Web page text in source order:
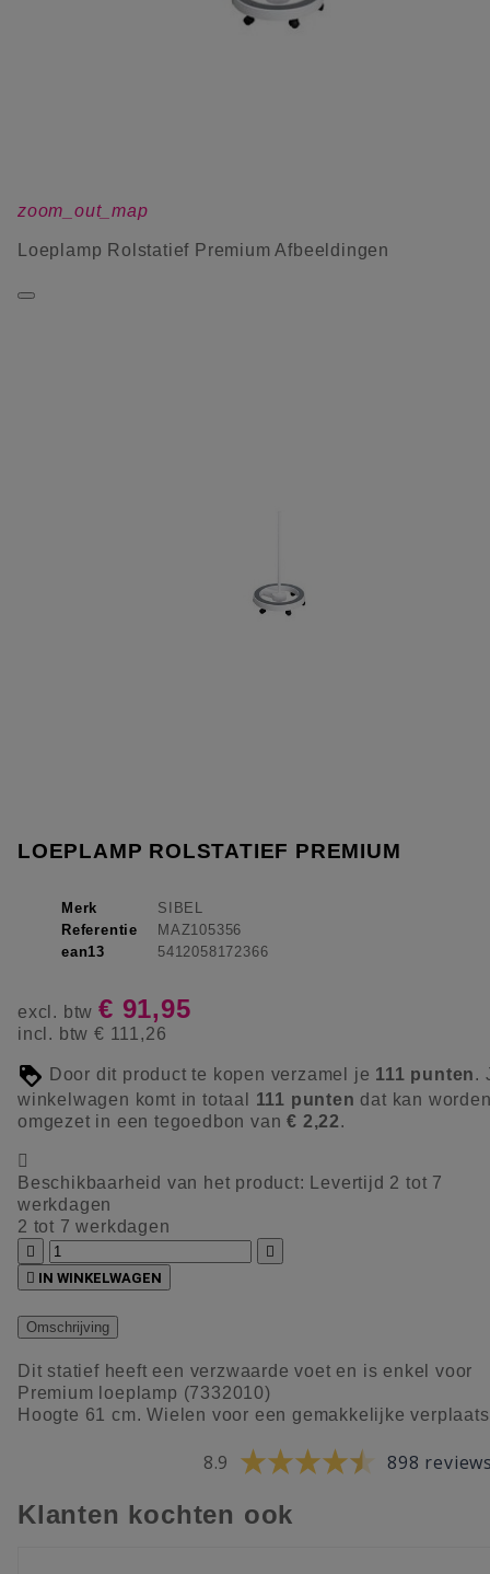
zoom_out_map
Loeplamp Rolstatief Premium Afbeeldingen
LOEPLAMP ROLSTATIEF PREMIUM
Merk
SIBEL
Referentie
MAZ105356
ean13
5412058172366
excl. btw € 91,95
incl. btw € 111,26
Door dit product te kopen verzamel je 111 punten.
winkelwagen komt in totaal 111 punten dat kan
omgezet in een tegoedbon van€ 2,22.

Beschikbaarheid van het product:
Levertijd 2 tot 7
werkdagen
2 tot 7 werkdagen


 IN WINKELWAGEN
Omschrijving
Dit statief heeft een verzwaarde voet en is enkel voor
Premium loeplamp (7332010)
Hoogte 61 cm. Wielen voor een gemakkelijke
8.9 898
Klanten kochten ook